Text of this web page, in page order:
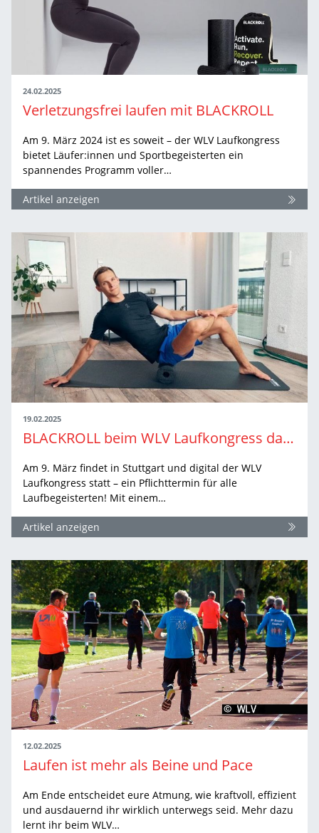
24.02.2025
Verletzungsfrei laufen mit BLACKROLL
Am 9. März 2024 ist es soweit – der WLV Laufkongress
bietet Läufer:innen und Sportbegeisterten ein
spannendes Programm voller…
Artikel anzeigen
19.02.2025
BLACKROLL beim WLV Laufkongress dabei!
Am 9. März findet in Stuttgart und digital der WLV
Laufkongress statt – ein Pflichttermin für alle
Laufbegeisterten! Mit einem…
Artikel anzeigen
12.02.2025
Laufen ist mehr als Beine und Pace
Am Ende entscheidet eure Atmung, wie kraftvoll, effizient
und ausdauernd ihr wirklich unterwegs seid. Mehr dazu
lernt ihr beim WLV…